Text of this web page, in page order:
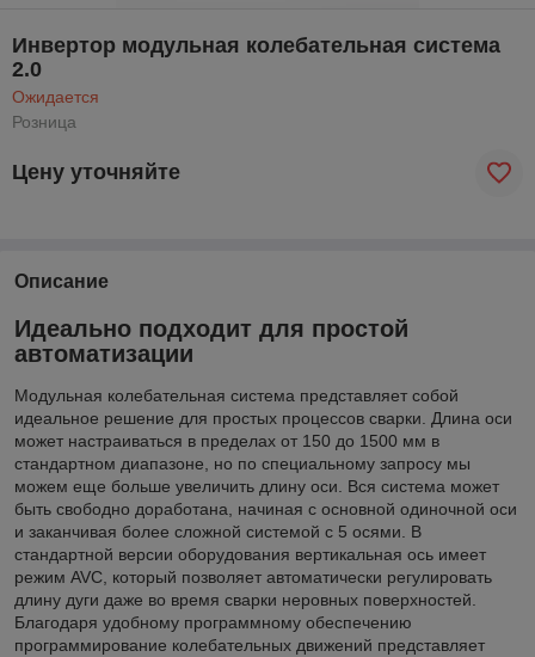
Инвертор модульная колебательная система
2.0
Ожидается
Розница
Цену уточняйте
Описание
Идеально подходит для простой
автоматизации
Модульная колебательная система представляет собой
идеальное решение для простых процессов сварки. Длина оси
может настраиваться в пределах от 150 до 1500 мм в
стандартном диапазоне, но по специальному запросу мы
можем еще больше увеличить длину оси. Вся система может
быть свободно доработана, начиная с основной одиночной оси
и заканчивая более сложной системой с 5 осями. В
стандартной версии оборудования вертикальная ось имеет
режим AVC, который позволяет автоматически регулировать
длину дуги даже во время сварки неровных поверхностей.
Благодаря удобному программному обеспечению
программирование колебательных движений представляет